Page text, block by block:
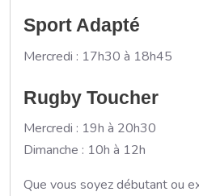
Sport Adapté
Mercredi : 17h30 à 18h45
Rugby Toucher
Mercredi : 19h à 20h30
Dimanche : 10h à 12h
Que vous soyez débutant ou